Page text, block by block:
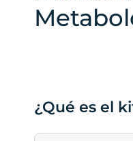
¿Qué es el